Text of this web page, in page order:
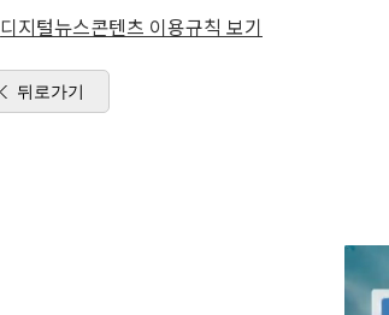
디지털뉴스콘텐츠 이용규칙 보기
뒤로가기